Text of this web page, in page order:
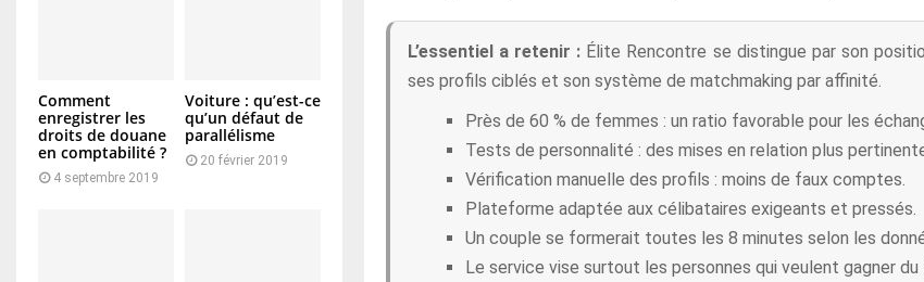
L’essentiel a retenir : Élite Rencontre se distingue par son
ses profils ciblés et son système de matchmaking par affinité.
Près de 60 % de femmes : un ratio favorable pour les
Tests de personnalité : des mises en relation plus
Vérification manuelle des profils : moins de faux comptes.
Plateforme adaptée aux célibataires exigeants et pressés.
Un couple se formerait toutes les 8 minutes selon les
Le service vise surtout les personnes qui veulent gagner du
Comment
enregistrer les
droits de douane
en comptabilité ?
4 septembre 2019
Voiture : qu’est-ce
qu’un défaut de
parallélisme
20 février 2019